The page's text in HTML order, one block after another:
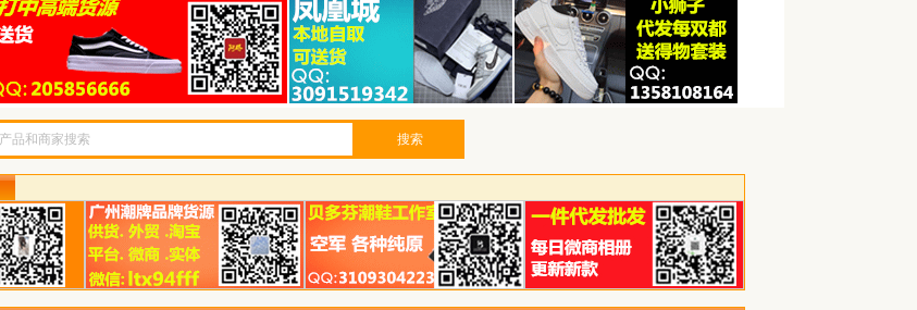
搜索